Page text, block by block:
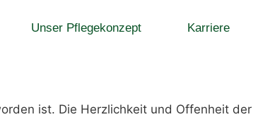
Unser Pflegekonzept Karriere
ist. Die Herzlichkeit und Offenheit der